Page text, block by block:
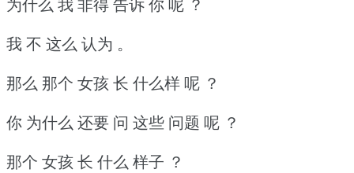
为什么 我 非得 告诉 你 呢 ？
我 不 这么 认为 。
那么 那个 女孩 长 什么样 呢 ？
你 为什么 还要 问 这些 问题 呢 ？
那个 女孩 长 什么 样子 ？